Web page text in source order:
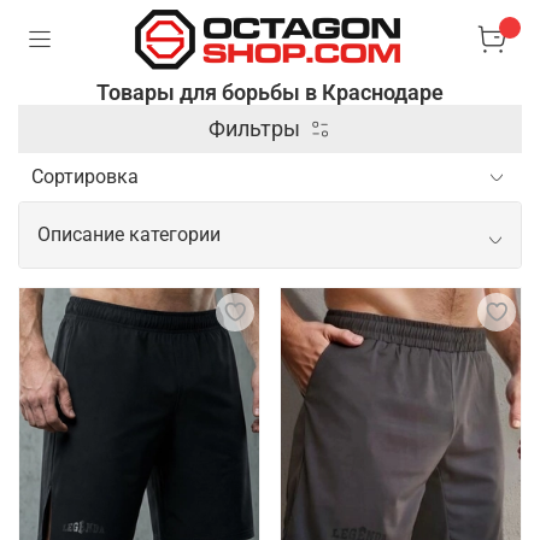
Товары для борьбы в Краснодаре
Фильтры
Описание категории
Профессиональные товары для
борьбы
В борьбе основным элементом экипировки
являются борцовки. Это легкая и прочная обувь,
обеспечивающая хорошее сцепление с покрытием
и поддержку стопы. Также важна спортивная
форма, которая плотно облегает тело и не мешает
движениям. Для защиты спортсменов